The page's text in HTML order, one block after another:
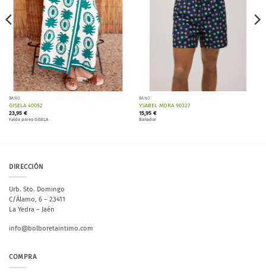
BAÑO
GISELA 40052
23,95 €
Falda pareo GISELA
BAÑO
YSABEL MORA 90327
15,95 €
Bañador
DIRECCIÓN
Urb. Sto. Domingo
C/Álamo, 6 – 23411
La Yedra – Jaén
info@bolboretaintimo.com
COMPRA